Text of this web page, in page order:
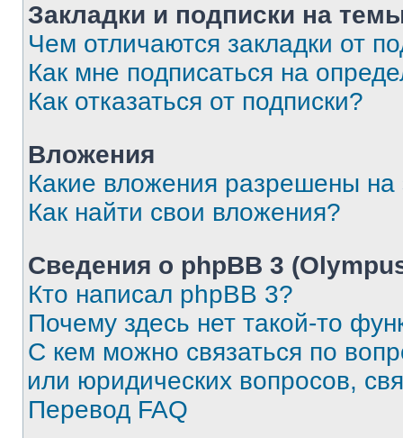
Закладки и подписки на
Чем отличаются закладки от
Как мне подписаться на
Как отказаться от подписки?
Вложения
Какие вложения разрешены
Как найти свои вложения?
Сведения о phpBB 3
Кто написал phpBB 3?
Почему здесь нет такой-то
С кем можно связаться по
или юридических вопросов,
Перевод FAQ